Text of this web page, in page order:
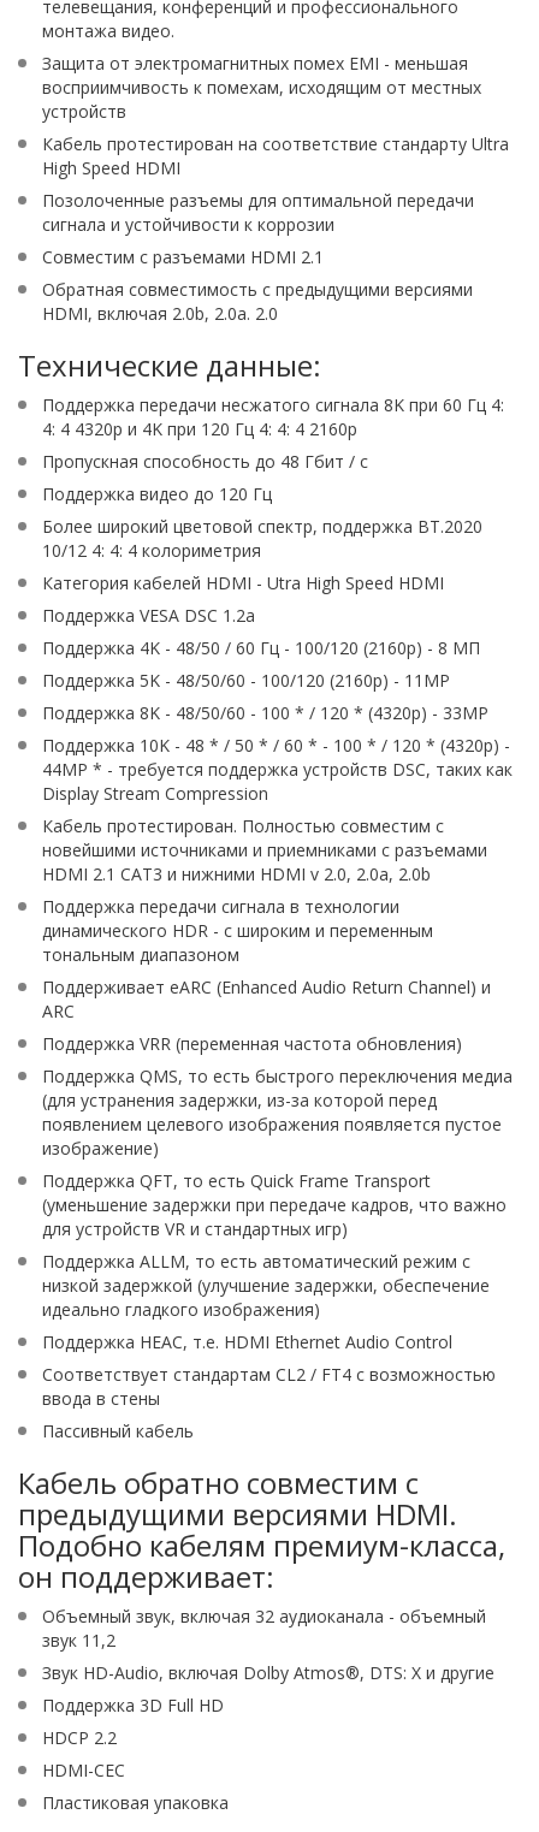
телевещания, конференций и профессионального
монтажа видео.
Защита от электромагнитных помех EMI - меньшая
восприимчивость к помехам, исходящим от местных
устройств
Кабель протестирован на соответствие стандарту Ultra
High Speed ​​HDMI
Позолоченные разъемы для оптимальной передачи
сигнала и устойчивости к коррозии
Совместим с разъемами HDMI 2.1
Обратная совместимость с предыдущими версиями
HDMI, включая 2.0b, 2.0a. 2.0
Технические данные:
Поддержка передачи несжатого сигнала 8K при 60 Гц 4:
4: 4 4320p и 4K при 120 Гц 4: 4: 4 2160p
Пропускная способность до 48 Гбит / с
Поддержка видео до 120 Гц
Более широкий цветовой спектр, поддержка BT.2020
10/12 4: 4: 4 колориметрия
Категория кабелей HDMI - Utra High Speed ​​HDMI
Поддержка VESA DSC 1.2a
Поддержка 4K - 48/50 / 60 Гц - 100/120 (2160p) - 8 МП
Поддержка 5K - 48/50/60 - 100/120 (2160p) - 11MP
Поддержка 8K - 48/50/60 - 100 * / 120 * (4320p) - 33MP
Поддержка 10K - 48 * / 50 * / 60 * - 100 * / 120 * (4320p) -
44MP * - требуется поддержка устройств DSC, таких как
Display Stream Compression
Кабель протестирован. Полностью совместим с
новейшими источниками и приемниками с разъемами
HDMI 2.1 CAT3 и нижними HDMI v 2.0, 2.0a, 2.0b
Поддержка передачи сигнала в технологии
динамического HDR - с широким и переменным
тональным диапазоном
Поддерживает eARC (Enhanced Audio Return Channel) и
ARC
Поддержка VRR (переменная частота обновления)
Поддержка QMS, то есть быстрого переключения медиа
(для устранения задержки, из-за которой перед
появлением целевого изображения появляется пустое
изображение)
Поддержка QFT, то есть Quick Frame Transport
(уменьшение задержки при передаче кадров, что важно
для устройств VR и стандартных игр)
Поддержка ALLM, то есть автоматический режим с
низкой задержкой (улучшение задержки, обеспечение
идеально гладкого изображения)
Поддержка HEAC, т.е. HDMI Ethernet Audio Control
Соответствует стандартам CL2 / FT4 с возможностью
ввода в стены
Пассивный кабель
Кабель обратно совместим с
предыдущими версиями HDMI.
Подобно кабелям премиум-класса,
он поддерживает:
Объемный звук, включая 32 аудиоканала - объемный
звук 11,2
Звук HD-Audio, включая Dolby Atmos®, DTS: X и другие
Поддержка 3D Full HD
HDCP 2.2
HDMI-CEC
Пластиковая упаковка